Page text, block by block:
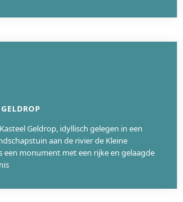
Geldrop, idyllisch gelegen in een
aan de rivier de Kleine
een monument met een rijke en gelaagde